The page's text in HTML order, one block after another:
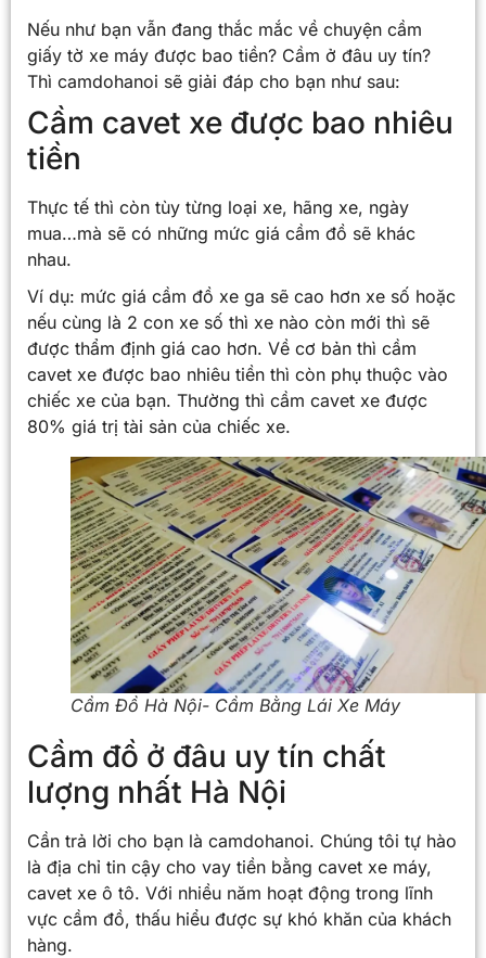
Nếu như bạn vẫn đang thắc mắc về chuyện cầm
giấy tờ xe máy được bao tiền? Cầm ở đâu uy tín?
Thì camdohanoi sẽ giải đáp cho bạn như sau:
Cầm cavet xe được bao nhiêu
tiền
Thực tế thì còn tùy từng loại xe, hãng xe, ngày
mua…mà sẽ có những mức giá cầm đồ sẽ khác
nhau.
Ví dụ: mức giá cầm đồ xe ga sẽ cao hơn xe số hoặc
nếu cùng là 2 con xe số thì xe nào còn mới thì sẽ
được thẩm định giá cao hơn. Về cơ bản thì cầm
cavet xe được bao nhiêu tiền thì còn phụ thuộc vào
chiếc xe của bạn. Thường thì cầm cavet xe được
80% giá trị tài sản của chiếc xe.
Cầm Đồ Hà Nội- Cầm Bằng Lái Xe Máy
Cầm đồ ở đâu uy tín chất
lượng nhất Hà Nội
Cần trả lời cho bạn là camdohanoi. Chúng tôi tự hào
là địa chỉ tin cậy cho vay tiền bằng cavet xe máy,
cavet xe ô tô. Với nhiều năm hoạt động trong lĩnh
vực cầm đồ, thấu hiểu được sự khó khăn của khách
hàng.